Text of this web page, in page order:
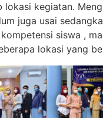
lokasi kegiatan.
juga usai
siswa ,
lokasi yang